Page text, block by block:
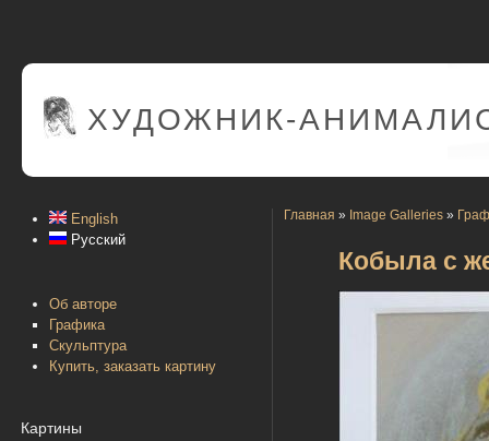
ХУДОЖНИК-
English
Русский
Об авторе
Графика
Скульптура
Купить, заказать картину
Картины
Главная » Image Galleries »
Кобыла с